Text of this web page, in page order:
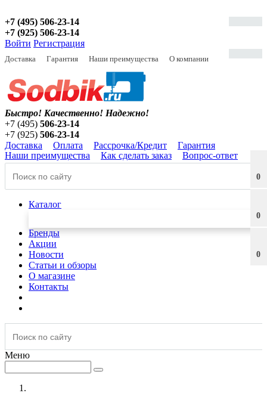
+7 (495) 506-23-14
+7 (925) 506-23-14
Войти Регистрация
Доставка Гарантия Наши преимущества О компании
0
0
0
Быстро! Качественно! Надежно!
+7 (495) 506-23-14
+7 (925) 506-23-14
Доставка
Оплата Рассрочка/Кредит
Гарантия
Наши преимущества
Как сделать заказ Вопрос-ответ
Каталог
Бренды
Акции
Новости
Статьи и обзоры
О магазине
Контакты
Меню